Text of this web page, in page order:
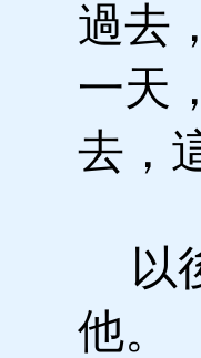
過去
一天
去，
以
他。